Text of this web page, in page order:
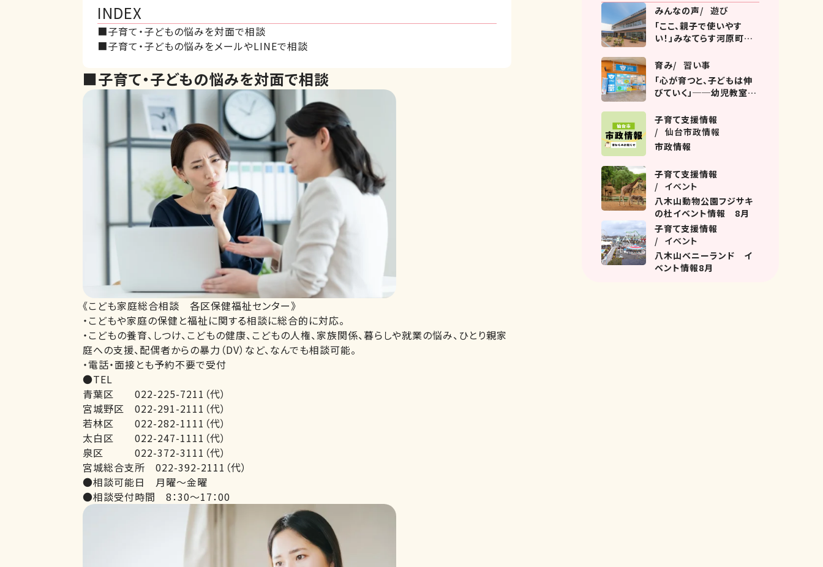
INDEX
■子育て・子どもの悩みを対面で相談
■子育て・子どもの悩みをメールやLINEで相談
■子育て・子どもの悩みを対面で相談
《こども家庭総合相談 各区保健福祉センター》
・こどもや家庭の保健と福祉に関する相談に総合的に対応。
・こどもの養育、しつけ、こどもの健康、こどもの人権、家族関係、暮らしや就業の悩み、ひとり親家
庭への支援、配偶者からの暴力（DV）など、なんでも相談可能。
・電話・面接とも予約不要で受付
●TEL
青葉区 022-225-7211（代）
宮城野区 022-291-2111（代）
若林区 022-282-1111（代）
太白区 022-247-1111（代）
泉区 022-372-3111（代）
宮城総合支所 022-392-2111（代）
●相談可能日 月曜～金曜
●相談受付時間 8：30～17：00
みんなの声
遊び
「ここ、親子で使いやす
い！」みなてらす河原町の
育み
習い事
「心が育つと、子どもは伸
びていく」──幼児教室コ
名坂教室におじゃましまし
た！
子育て支援情報
仙台市政情報
市政情報
子育て支援情報
イベント
八木山動物公園フジサキ
の杜イベント情報 8月
子育て支援情報
イベント
八木山ベニーランド イ
ベント情報8月